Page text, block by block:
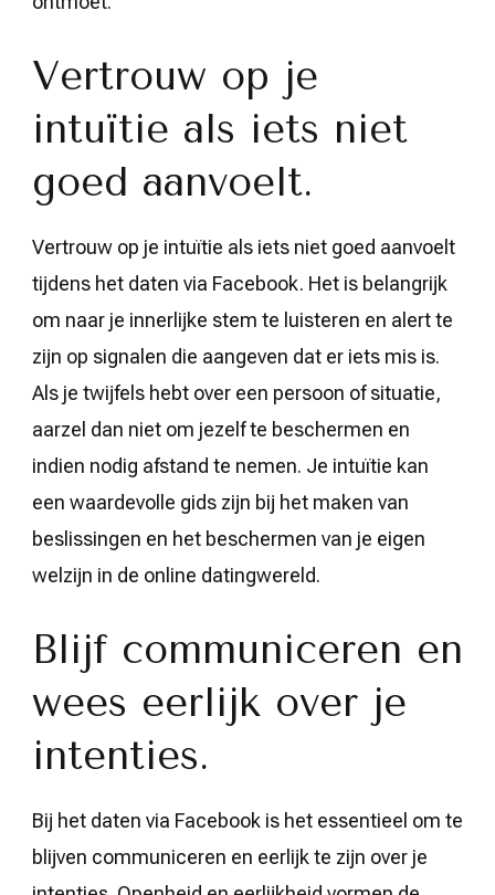
Vertrouw op je
intuïtie als iets niet
goed aanvoelt.
Vertrouw op je intuïtie als iets niet goed aanvoelt
tijdens het daten via Facebook. Het is belangrijk
om naar je innerlijke stem te luisteren en alert te
zijn op signalen die aangeven dat er iets mis is.
Als je twijfels hebt over een persoon of situatie,
aarzel dan niet om jezelf te beschermen en
indien nodig afstand te nemen. Je intuïtie kan
een waardevolle gids zijn bij het maken van
beslissingen en het beschermen van je eigen
welzijn in de online datingwereld.
Blijf communiceren en
wees eerlijk over je
intenties.
Bij het daten via Facebook is het essentieel om te
blijven communiceren en eerlijk te zijn over je